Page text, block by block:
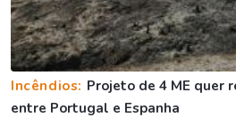
Incêndios: Projeto de 4 ME quer
entre Portugal e Espanha